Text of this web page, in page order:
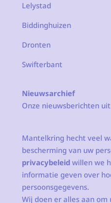
Lelystad
Biddinghuizen
Dronten
Swifterbant
Nieuwsarchief
Onze nieuwsberichten
Mantelkring hecht veel
bescherming van uw
privacybeleidwillen we
informatie geven over
persoonsgegevens.
Wij doen er alles aan om